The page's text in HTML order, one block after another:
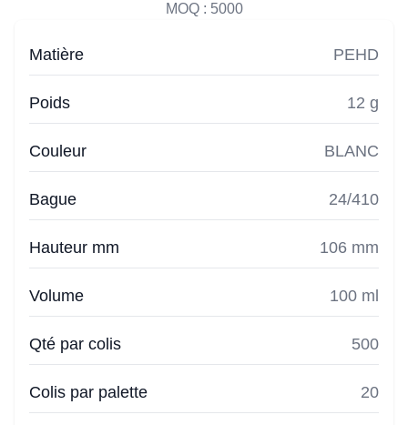
MOQ : 5000
Matière PEHD
Poids 12 g
Couleur BLANC
Bague 24/410
Hauteur mm 106 mm
Volume 100 ml
Qté par colis 500
Colis par palette 20